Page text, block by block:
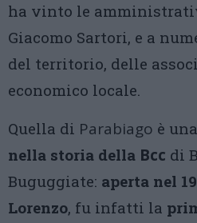
ha vinto le
Giacomo Sartori, e a
del territorio, delle
economico locale.
Quella di Parabiago è una
nella storia della Bcc di
Buguggiate: aperta nel
Lorenzo, fu infatti la